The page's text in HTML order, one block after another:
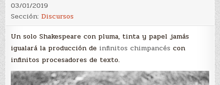
03/01/2019
Sección:Discursos
Un solo Shakespeare con pluma, tinta y papel jamás
igualará la producción de infinitos chimpancés con
infinitos procesadores de texto.